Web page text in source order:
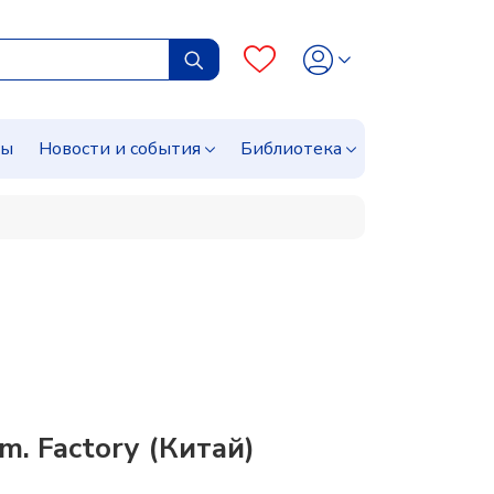
Новости и события Библиотека
Factory (Китай)